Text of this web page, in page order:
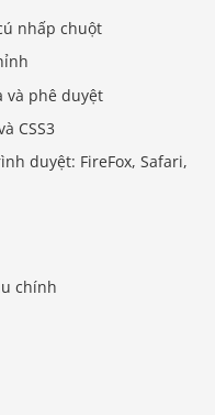
nhấp chuột
và phê duyệt
CSS3
duyệt: FireFox, Safari,
chính